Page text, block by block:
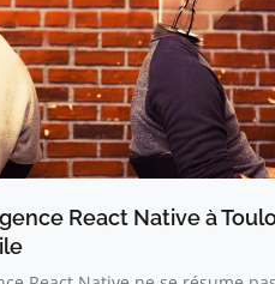
React Native à